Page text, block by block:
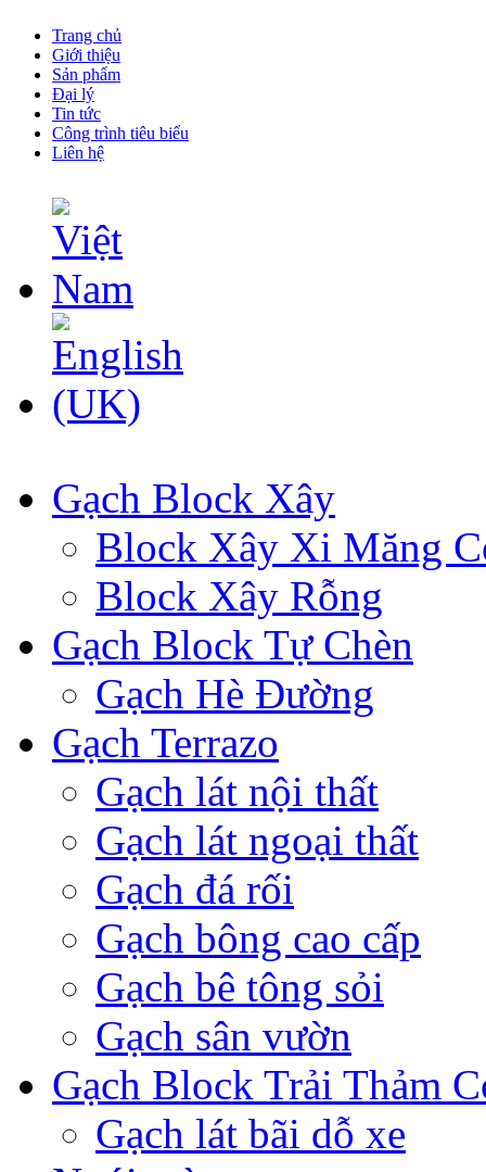
Trang chủ
Giới thiệu
Sản phẩm
Đại lý
Tin tức
Công trình tiêu biểu
Liên hệ
Gạch Block Xây
Block Xây Xi Măng
Block Xây Rỗng
Gạch Block Tự Chèn
Gạch Hè Đường
Gạch Terrazo
Gạch lát nội thất
Gạch lát ngoại thất
Gạch đá rối
Gạch bông cao cấp
Gạch bê tông sỏi
Gạch sân vườn
Gạch Block Trải Thảm
Gạch lát bãi dỗ xe